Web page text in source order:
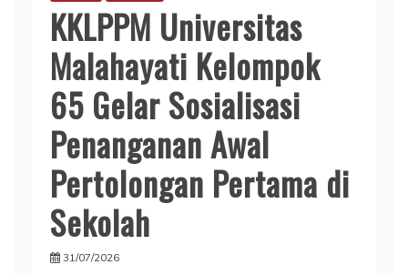
KKLPPM Universitas
Malahayati Kelompok
65 Gelar Sosialisasi
Penanganan Awal
Pertolongan Pertama di
Sekolah
31/07/2026